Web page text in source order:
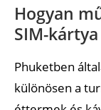
Hogyan
SIM-
Phuketben
különösen a